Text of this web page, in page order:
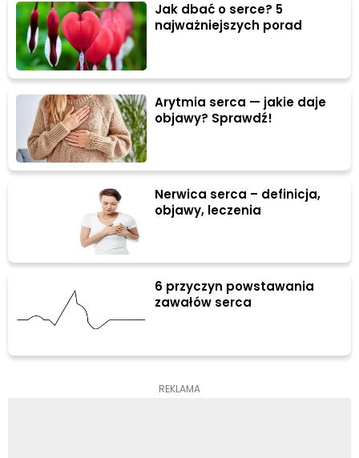
Jak dbać o serce? 5
najważniejszych porad
Arytmia serca — jakie daje
objawy? Sprawdź!
Nerwica serca – definicja,
objawy, leczenia
6 przyczyn powstawania
zawałów serca
REKLAMA